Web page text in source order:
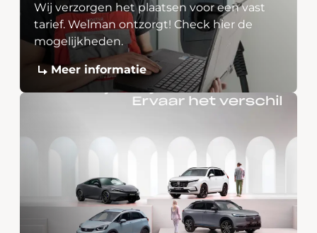
Wij verzorgen het plaatsen voor een vast
tarief. Welman ontzorgt! Check hier de
mogelijkheden.
Meer informatie